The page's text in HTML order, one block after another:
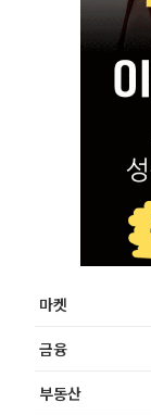
마켓
금융
부동산